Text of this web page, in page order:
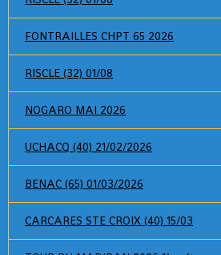
FONTRAILLES CHPT 65 2026
RISCLE (32) 01/08
NOGARO MAI 2026
UCHACQ (40) 21/02/2026
BENAC (65) 01/03/2026
CARCARES STE CROIX (40) 15/03